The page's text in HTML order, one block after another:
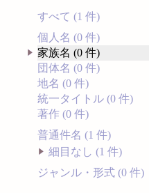
すべて (1 件)
個人名 (0 件)
家族名 (0 件)
団体名 (0 件)
地名 (0 件)
統一タイトル (0 件)
著作 (0 件)
普通件名 (1 件)
細目なし (1 件)
ジャンル・形式 (0 件)